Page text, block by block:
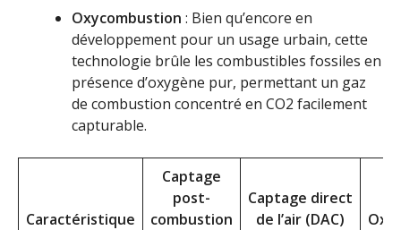
Oxycombustion : Bien qu’encore en
développement pour un usage urbain, cette
technologie brûle les combustibles fossiles en
présence d’oxygène pur, permettant un gaz
de combustion concentré en CO2 facilement
capturable.
Caractéristique
Captage
post-
combustion
Captage direct
de l’air (DAC)